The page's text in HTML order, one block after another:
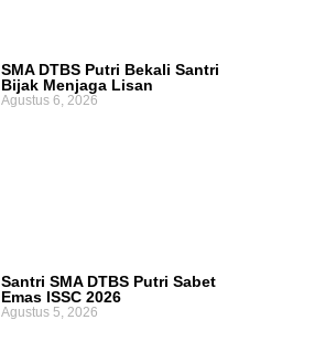
SMA DTBS Putri Bekali Santri
Bijak Menjaga Lisan
Agustus 6, 2026
Santri SMA DTBS Putri Sabet
Emas ISSC 2026
Agustus 5, 2026